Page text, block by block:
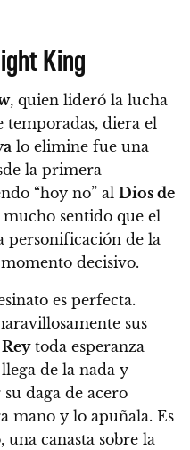
King
, quien lideró la lucha
diera el
lo elimine fue una
la primera
“hoy no” al Dios de
sentido que el
personificación de la
decisivo.
es perfecta.
sus
Reytoda esperanza
llega de la nada y
daga de acero
mano y lo apuñala. Es
canasta sobre la